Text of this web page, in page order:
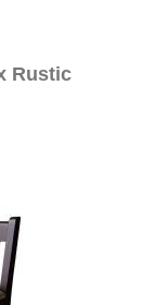
Rustic